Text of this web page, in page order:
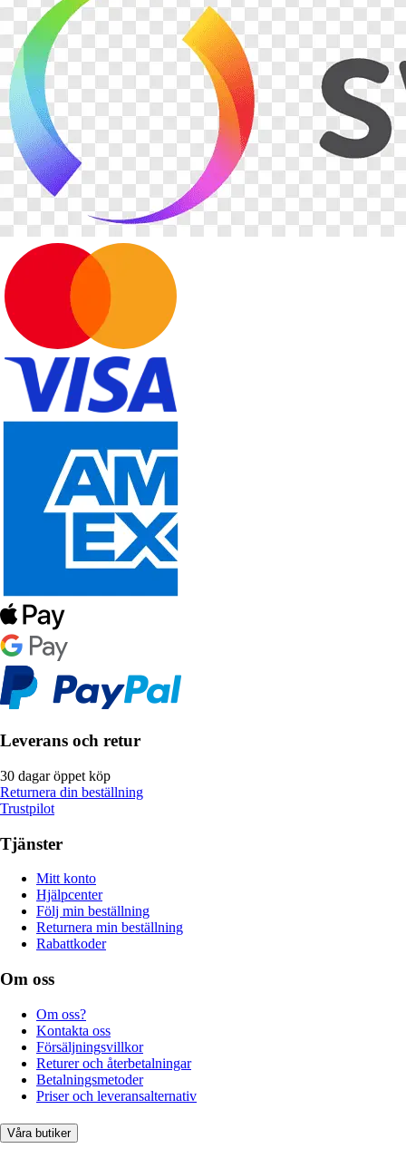
Leverans och retur
30 dagar öppet köp
Returnera din beställning
Trustpilot
Tjänster
Mitt konto
Hjälpcenter
Följ min beställning
Returnera min beställning
Rabattkoder
Om oss
Om oss?
Kontakta oss
Försäljningsvillkor
Returer och återbetalningar
Betalningsmetoder
Priser och leveransalternativ
Våra butiker